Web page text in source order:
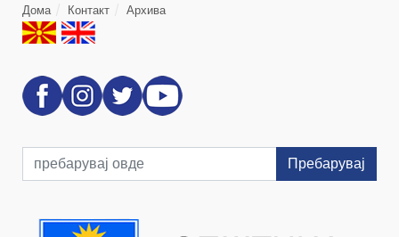
Дома Контакт Архива
Пребарувај